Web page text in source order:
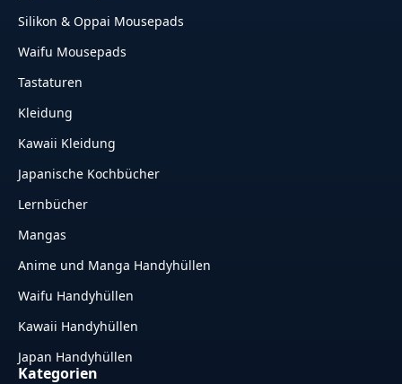
Silikon & Oppai Mousepads
Waifu Mousepads
Tastaturen
Kleidung
Kawaii Kleidung
Japanische Kochbücher
Lernbücher
Mangas
Anime und Manga Handyhüllen
Waifu Handyhüllen
Kawaii Handyhüllen
Japan Handyhüllen
Kategorien